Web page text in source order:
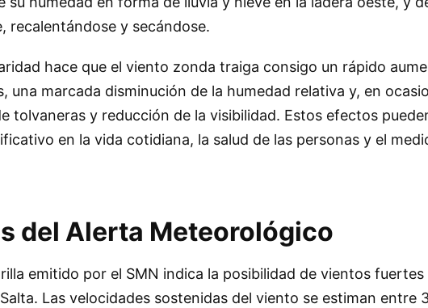
recalentándose y secándose.
hace que el viento zonda traiga consigo un rápido
una marcada disminución de la humedad relativa y, en
tolvaneras y reducción de la visibilidad. Estos efectos
en la vida cotidiana, la salud de las personas y el
del Alerta Meteorológico
emitido por el SMN indica la posibilidad de vientos fuertes
Las velocidades sostenidas del viento se estiman entre